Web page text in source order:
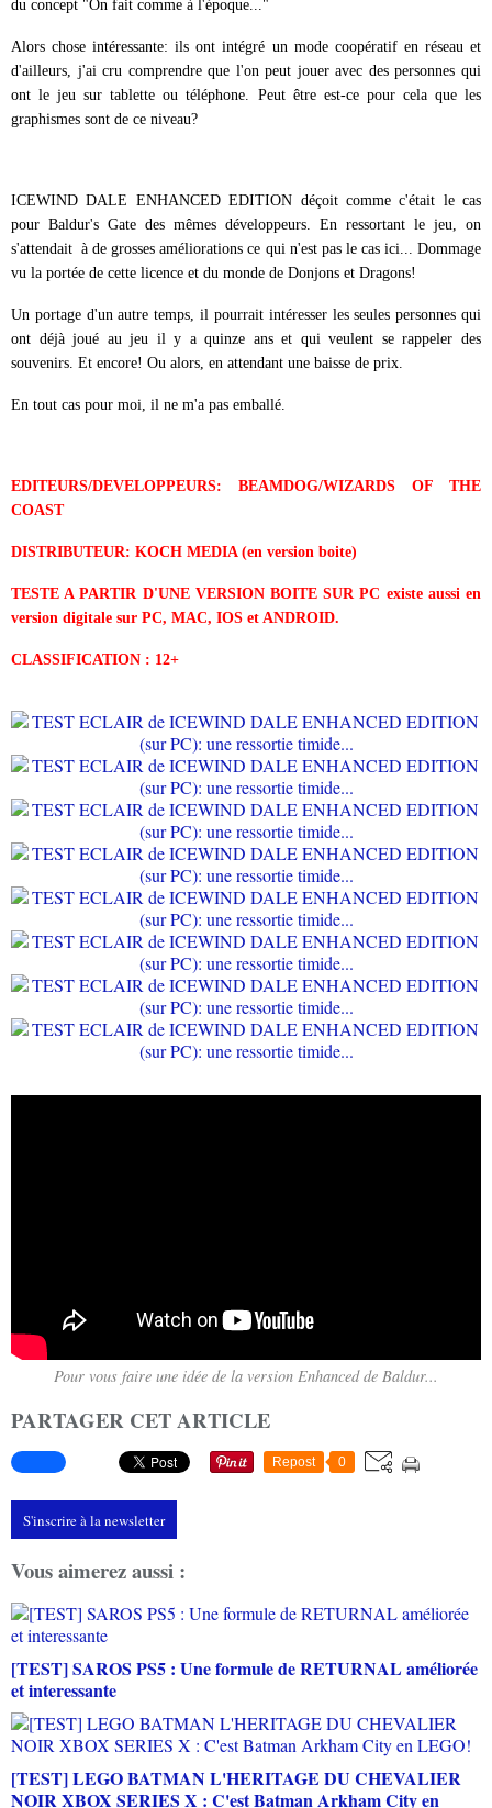
du concept "On fait comme à l'époque..."
Alors chose intéressante: ils ont intégré un mode coopératif en réseau et
d'ailleurs, j'ai cru comprendre que l'on peut jouer avec des personnes qui
ont le jeu sur tablette ou téléphone. Peut être est-ce pour cela que les
graphismes sont de ce niveau?
ICEWIND DALE ENHANCED EDITION déçoit comme c'était le cas
pour Baldur's Gate des mêmes développeurs. En ressortant le jeu, on
s'attendait à de grosses améliorations ce qui n'est pas le cas ici... Dommage
vu la portée de cette licence et du monde de Donjons et Dragons!
Un portage d'un autre temps, il pourrait intéresser les seules personnes qui
ont déjà joué au jeu il y a quinze ans et qui veulent se rappeler des
souvenirs. Et encore! Ou alors, en attendant une baisse de prix.
En tout cas pour moi, il ne m'a pas emballé.
EDITEURS/DEVELOPPEURS: BEAMDOG/WIZARDS OF THE
COAST
DISTRIBUTEUR: KOCH MEDIA (en version boite)
TESTE A PARTIR D'UNE VERSION BOITE SUR PC existe aussi en
version digitale sur PC, MAC, IOS et ANDROID.
CLASSIFICATION : 12+
Pour vous faire une idée de la version Enhanced de Baldur...
PARTAGER CET ARTICLE
Repost 0
S'inscrire à la newsletter
Vous aimerez aussi :
[TEST] SAROS PS5 : Une formule de RETURNAL améliorée
et interessante
[TEST] LEGO BATMAN L'HERITAGE DU CHEVALIER
NOIR XBOX SERIES X : C'est Batman Arkham City en